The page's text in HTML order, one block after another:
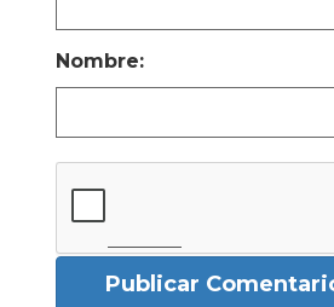
Nombre:
Publicar